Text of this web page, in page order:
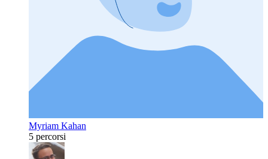
Myriam Kahan
5 percorsi